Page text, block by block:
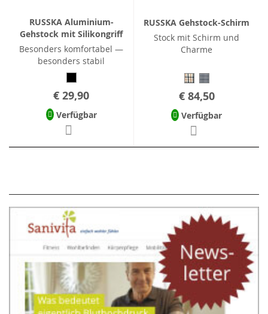
RUSSKA Aluminium-
Gehstock mit Silikongriff
Besonders komfortabel —
besonders stabil
€ 29,90
Verfügbar
RUSSKA Gehstock-Schirm
Stock mit Schirm und
Charme
€ 84,50
Verfügbar